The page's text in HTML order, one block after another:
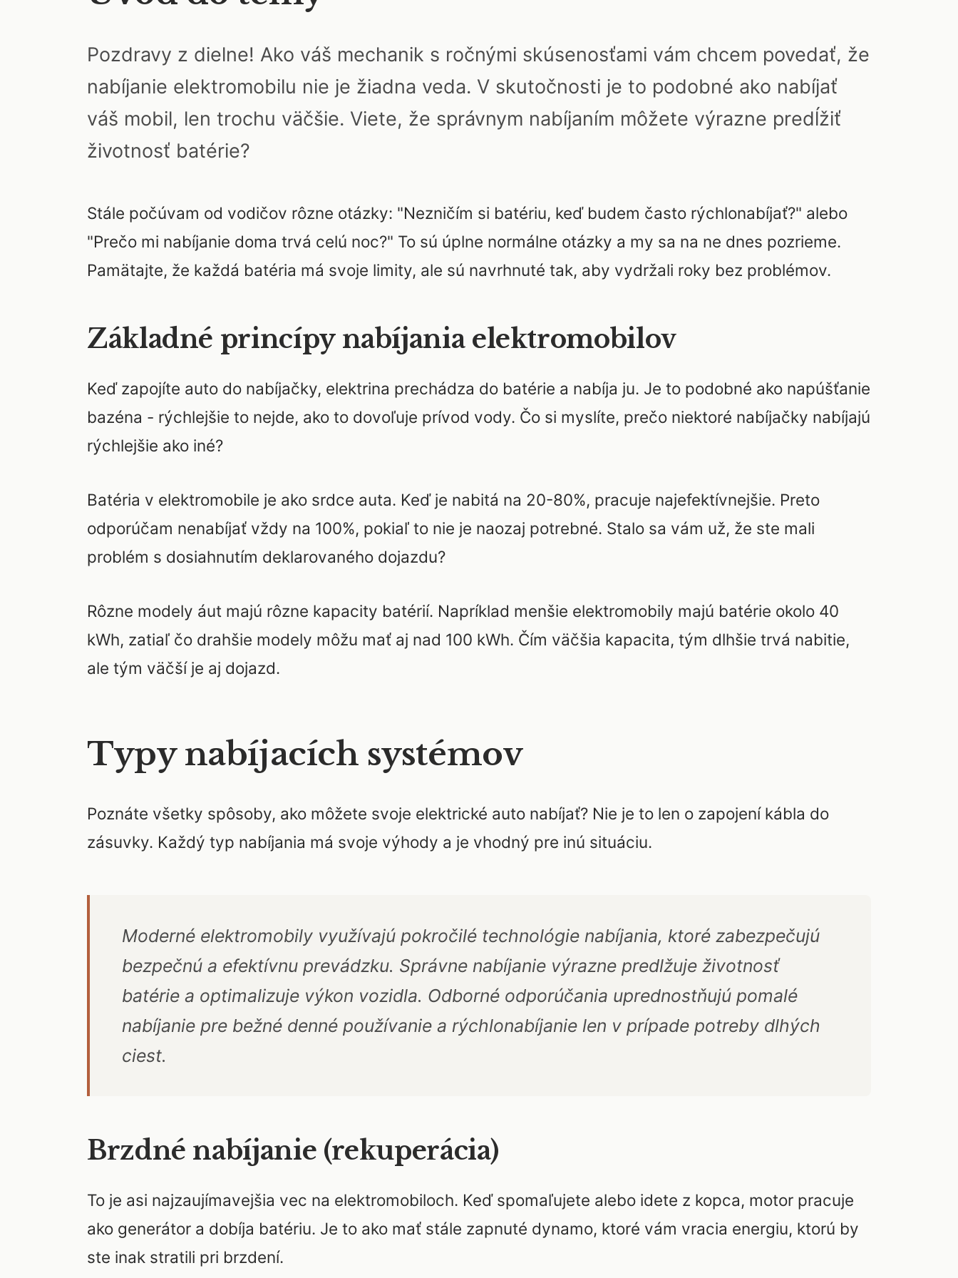
Pozdravy z dielne! Ako váš mechanik s ročnými skúsenosťami vám chcem povedať, že
nabíjanie elektromobilu nie je žiadna veda. V skutočnosti je to podobné ako nabíjať
váš mobil, len trochu väčšie. Viete, že správnym nabíjaním môžete výrazne predĺžiť
životnosť batérie?
Stále počúvam od vodičov rôzne otázky: "Nezničím si batériu, keď budem často rýchlonabíjať?" alebo
"Prečo mi nabíjanie doma trvá celú noc?" To sú úplne normálne otázky a my sa na ne dnes pozrieme.
Pamätajte, že každá batéria má svoje limity, ale sú navrhnuté tak, aby vydržali roky bez problémov.
Základné princípy nabíjania elektromobilov
Keď zapojíte auto do nabíjačky, elektrina prechádza do batérie a nabíja ju. Je to podobné ako napúšťanie
bazéna - rýchlejšie to nejde, ako to dovoľuje prívod vody. Čo si myslíte, prečo niektoré nabíjačky nabíjajú
rýchlejšie ako iné?
Batéria v elektromobile je ako srdce auta. Keď je nabitá na 20-80%, pracuje najefektívnejšie. Preto
odporúčam nenabíjať vždy na 100%, pokiaľ to nie je naozaj potrebné. Stalo sa vám už, že ste mali
problém s dosiahnutím deklarovaného dojazdu?
Rôzne modely áut majú rôzne kapacity batérií. Napríklad menšie elektromobily majú batérie okolo 40
kWh, zatiaľ čo drahšie modely môžu mať aj nad 100 kWh. Čím väčšia kapacita, tým dlhšie trvá nabitie,
ale tým väčší je aj dojazd.
Typy nabíjacích systémov
Poznáte všetky spôsoby, ako môžete svoje elektrické auto nabíjať? Nie je to len o zapojení kábla do
zásuvky. Každý typ nabíjania má svoje výhody a je vhodný pre inú situáciu.
Moderné elektromobily využívajú pokročilé technológie nabíjania, ktoré zabezpečujú
bezpečnú a efektívnu prevádzku. Správne nabíjanie výrazne predlžuje životnosť
batérie a optimalizuje výkon vozidla. Odborné odporúčania uprednostňujú pomalé
nabíjanie pre bežné denné používanie a rýchlonabíjanie len v prípade potreby dlhých
ciest.
Brzdné nabíjanie (rekuperácia)
To je asi najzaujímavejšia vec na elektromobiloch. Keď spomaľujete alebo idete z kopca, motor pracuje
ako generátor a dobíja batériu. Je to ako mať stále zapnuté dynamo, ktoré vám vracia energiu, ktorú by
ste inak stratili pri brzdení.